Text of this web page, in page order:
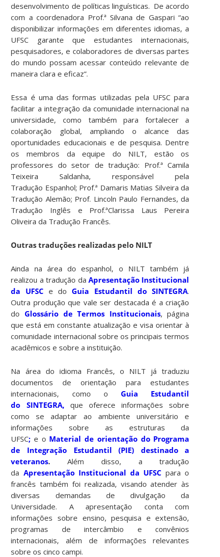
desenvolvimento de políticas linguísticas. De acordo
com a coordenadora Prof.ª Silvana de Gaspari “ao
disponibilizar informações em diferentes idiomas, a
UFSC garante que estudantes internacionais,
pesquisadores, e colaboradores de diversas partes
do mundo possam acessar conteúdo relevante de
maneira clara e eficaz”.
Essa é uma das formas utilizadas pela UFSC para
facilitar a integração da comunidade internacional na
universidade, como também para fortalecer a
colaboração global, ampliando o alcance das
oportunidades educacionais e de pesquisa. Dentre
os membros da equipe do NILT, estão os
professores do setor de tradução: Prof.ª Camila
Teixeira Saldanha, responsável pela
Tradução Espanhol; Prof.ª Damaris Matias Silveira da
Tradução Alemão; Prof. Lincoln Paulo Fernandes, da
Tradução Inglês e Prof.ªClarissa Laus Pereira
Oliveira da Tradução Francês.
Outras traduções realizadas pelo NILT
Ainda na área do espanhol, o NILT também já
realizou a tradução da Apresentação Institucional
da UFSC e doGuia Estudantil do SINTEGRA.
Outra produção que vale ser destacada é a criação
do Glossário de Termos Institucionais, página
que está em constante atualização e visa orientar à
comunidade internacional sobre os principais termos
acadêmicos e sobre a instituição.
Na área do idioma Francês, o NILT já traduziu
documentos de orientação para estudantes
internacionais, como oGuia Estudantil
do SINTEGRA,que oferece informações sobre
como se adaptar ao ambiente universitário e
informações sobre as estruturas da
UFSC; e o Material de orientação do Programa
de Integração Estudantil (PIE) destinado a
veteranos. Além disso, a tradução
da Apresentação Institucional da UFSC para o
francês também foi realizada, visando atender às
diversas demandas de divulgação da
Universidade. A apresentação conta com
informações sobre ensino, pesquisa e extensão,
programas de intercâmbio e convênios
internacionais, além de informações relevantes
sobre os cinco campi.